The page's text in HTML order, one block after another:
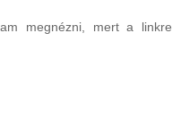
megnézni, mert a linkre